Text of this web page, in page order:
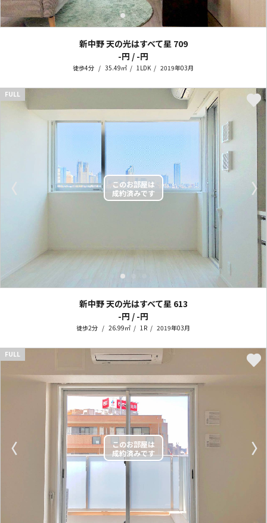
新中野 天の光はすべて星 709
-円 / -円
徒歩4分 35.49㎡ 1LDK 2019年03月
〈 〉
FULL
新中野 天の光はすべて星 613
-円 / -円
徒歩2分 26.99㎡ 1R 2019年03月
〈 〉
FULL